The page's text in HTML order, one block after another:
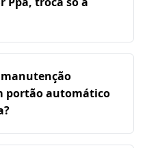
portão automático